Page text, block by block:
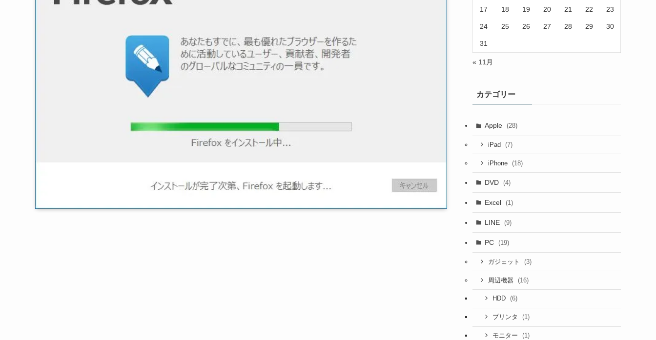
17 18 19 20 21 22 23
24 25 26 27 28 29 30
31
« 11月
カテゴリー
Apple (28)
iPad (7)
iPhone (18)
DVD (4)
Excel (1)
LINE (9)
PC (19)
ガジェット (3)
周辺機器 (16)
HDD (6)
プリンタ (1)
モニター (1)